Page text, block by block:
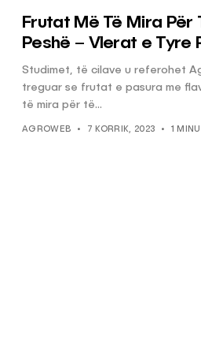
Frutat Më Të Mira Për
Peshë – Vlerat e Tyre
Studimet, të cilave u referohet
treguar se frutat e pasura me
të mira për të...
AGROWEB 7 KORRIK, 2023 1